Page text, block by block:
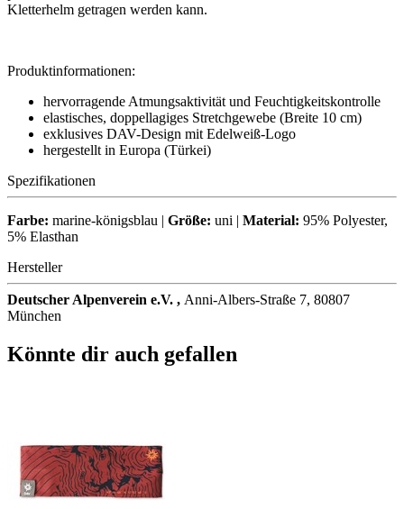
Kletterhelm getragen werden kann.
Produktinformationen:
hervorragende Atmungsaktivität und Feuchtigkeitskontrolle
elastisches, doppellagiges Stretchgewebe (Breite 10 cm)
exklusives DAV-Design mit Edelweiß-Logo
hergestellt in Europa (Türkei)
Spezifikationen
Farbe: marine-königsblau | Größe: uni | Material: 95% Polyester,
5% Elasthan
Hersteller
Deutscher Alpenverein e.V. , Anni-Albers-Straße 7, 80807
München
Könnte dir auch gefallen